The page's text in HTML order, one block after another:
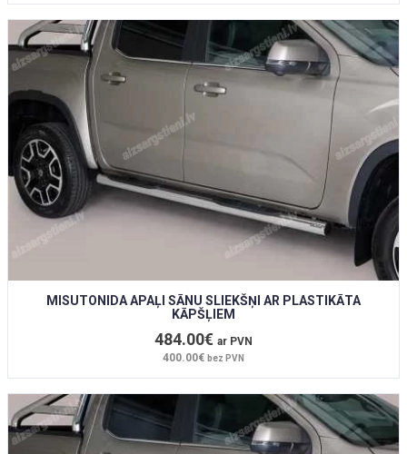
MISUTONIDA APAĻI SĀNU SLIEKŠŅI AR PLASTIKĀTA
KĀPŠĻIEM
484.00€ ar PVN
400.00€ bez PVN